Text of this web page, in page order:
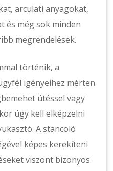
arculati anyagokat,
és még sok minden
megrendelések.
történik, a
igényeihez mérten
ütéssel vagy
úgy kell elképzelni
A stancoló
képes kerekíteni
viszont bizonyos